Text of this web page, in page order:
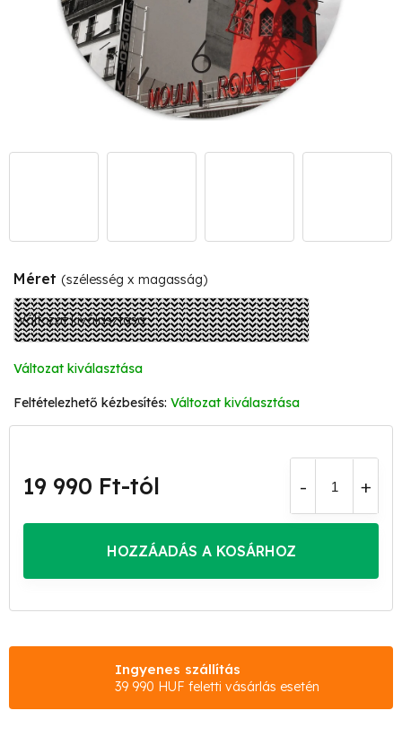
Méret (szélesség x magasság)
Változat kiválasztása
Változat kiválasztása
19 990 Ft-tól
HOZZÁADÁS A KOSÁRHOZ
Ingyenes szállítás
39 990 HUF feletti vásárlás esetén